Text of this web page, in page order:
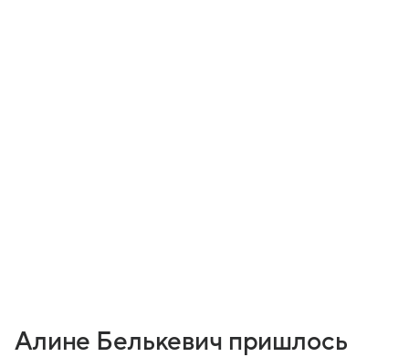
Алине Белькевич пришлось